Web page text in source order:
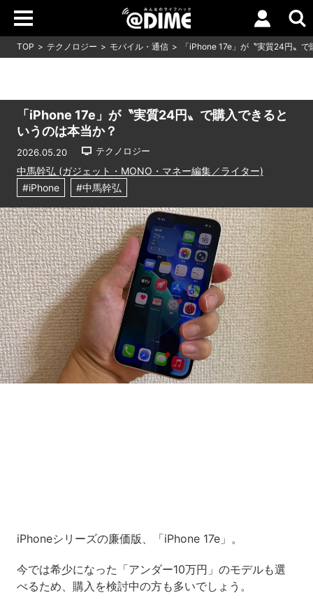
TOP テクノロジー モバイル・通信 「iPhone 17e」が〝実質24円〟
「iPhone 17e」が〝実質24円〟で購入できると
いうのは本当か？
2026.05.20 テクノロジー
中馬幹弘 (ガジェット・MONO・マネー編集／ライター)
#iPhone
#中馬幹弘
iPhoneシリーズの廉価版、「iPhone 17e」。
今では希少になった「アンダー10万円」のモデルも選
べるため、購入を検討中の方も多いでしょう。